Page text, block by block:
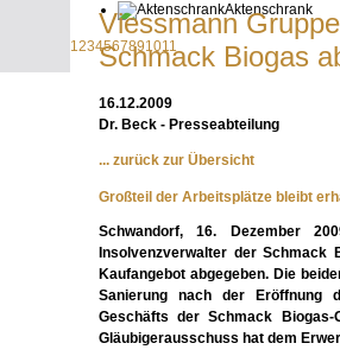
Aktenschrank
1234567891011
Viessmann
Schmack Biogas
16.12.2009
Dr. Beck - Presseabteilung
... zurück zur Übersicht
Großteil der Arbeitsplätze bleibt
Schwandorf, 16. Dezember
Insolvenzverwalter der Schmack
Kaufangebot abgegeben. Die
Sanierung nach der Eröffnung
Geschäfts der Schmack
Gläubigerausschuss hat dem